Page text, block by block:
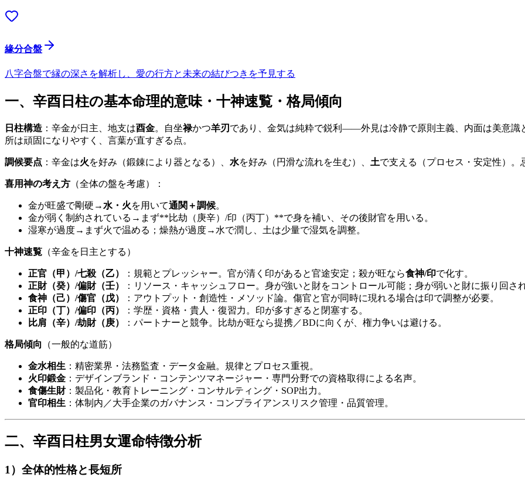
緣分合盤
八字合盤で縁の深さを解析し、愛の行方と未来の結びつきを予見する
一、辛酉日柱の基本命理的意味・十神速覧・格局傾向
日柱構造 ：辛金が日主、地支は酉金。自坐禄かつ羊刃 であり、金気は純粋で鋭利——外見は冷静で原則主義、内面は美意識
所は頑固になりやすく、言葉が直すぎる点。
調候要点 ：辛金は火を好み（鍛錬により器となる）、 水を好み（円滑な流れを生む）、 土で支える（プロセス・安定性）。
喜用神の考え方 （全体の盤を考慮）：
金が旺盛で剛硬→ 水・火を用いて通関＋調候。
金が弱く制約されている→まず**比劫（庚辛）/印（丙丁）**で身を補い、その後財官を用いる。
湿寒が過度→まず火で温める；燥熱が過度→水で潤し、土は少量で湿気を調整。
十神速覧 （辛金を日主とする）
正官（甲）/七殺（乙） ：規範とプレッシャー。官が清く印があると官途安定；殺が旺なら食神/印で化す。
正財（癸）/偏財（壬）
：リソース・キャッシュフロー。身が強いと財をコントロール可能；身が弱いと財に振り回さ
食神（己）/傷官（戊）
：アウトプット・創造性・メソッド論。傷官と官が同時に現れる場合は印で調整が必要。
正印（丁）/偏印（丙）
：学歴・資格・貴人・復習力。印が多すぎると閉塞する。
比肩（辛）/劫財（庚）
：パートナーと競争。比劫が旺なら提携／BDに向くが、権力争いは避ける。
格局傾向 （一般的な道筋）
金水相生 ：精密業界・法務監査・データ金融。規律とプロセス重視。
火印鍛金 ：デザインブランド・コンテンツマネージャー・専門分野での資格取得による名声。
食傷生財：製品化・教育トレーニング・コンサルティング・SOP出力。
官印相生 ：体制内／大手企業のガバナンス・コンプライアンスリスク管理・品質管理。
二、辛酉日柱男女運命特徴分析
1）全体的性格と長短所